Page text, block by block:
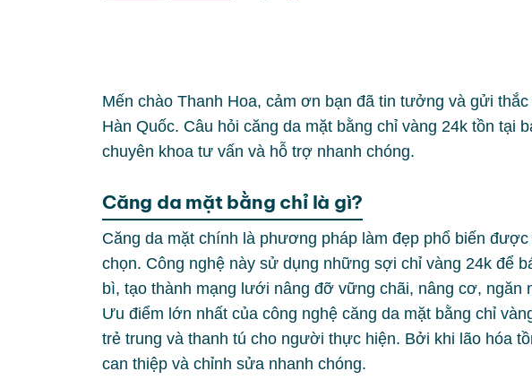
Mến chào Thanh Hoa, cảm ơn bạn đã tin tưởng và gửi
Hàn Quốc. Câu hỏi căng da mặt bằng chỉ vàng 24k tồn tại
chuyên khoa tư vấn và hỗ trợ nhanh chóng.
Căng da mặt bằng chỉ là gì?
Căng da mặt chính là phương pháp làm đẹp phổ biến
chọn. Công nghệ này sử dụng những sợi chỉ vàng 24k để
bì, tạo thành mạng lưới nâng đỡ vững chãi, nâng cơ, ngăn
Ưu điểm lớn nhất của công nghệ căng da mặt bằng chỉ
trẻ trung và thanh tú cho người thực hiện. Bởi khi lão hóa
can thiệp và chỉnh sửa nhanh chóng.